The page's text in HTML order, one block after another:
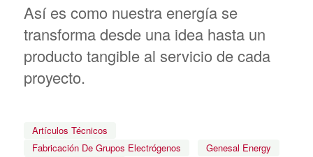
Así es como nuestra energía se
transforma desde una idea hasta un
producto tangible al servicio de cada
proyecto.
Artículos Técnicos
Fabricación De Grupos Electrógenos
Genesal Energy